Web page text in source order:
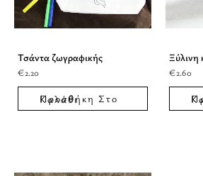
Τσάντα ζωγραφικής
€2.20
Προσθήκη Στο Καλάθι
Ξύλινη
€2.60